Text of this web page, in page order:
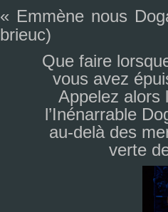
« Emmène nous
brieuc)
Que faire
vous avez
Appelez alors
l’Inénarrable
au-delà des
verte